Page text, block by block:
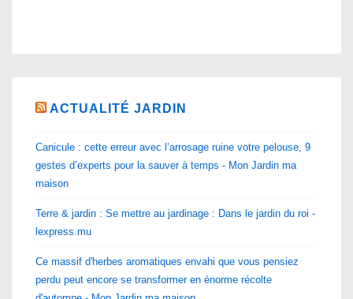
ACTUALITÉ JARDIN
Canicule : cette erreur avec l’arrosage ruine votre pelouse, 9
gestes d’experts pour la sauver à temps - Mon Jardin ma
maison
Terre & jardin : Se mettre au jardinage : Dans le jardin du roi -
lexpress.mu
Ce massif d'herbes aromatiques envahi que vous pensiez
perdu peut encore se transformer en énorme récolte